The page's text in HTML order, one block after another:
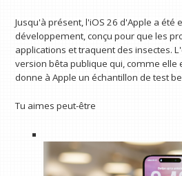
Jusqu'à présent, l'iOS 26 d'Apple a été
développement, conçu pour que les
applications et traquent des insectes.
version bêta publique qui, comme elle
donne à Apple un échantillon de test
Tu aimes peut-être